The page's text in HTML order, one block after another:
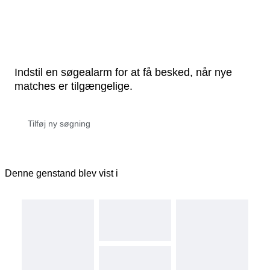
Indstil en søgealarm for at få besked, når nye
matches er tilgængelige.
Denne genstand blev vist i